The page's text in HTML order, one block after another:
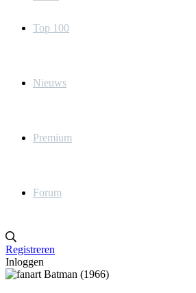
Top 100
Nieuws
Premium
Forum
Registreren
Inloggen